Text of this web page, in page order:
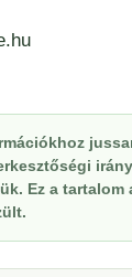
Ez a tartalom